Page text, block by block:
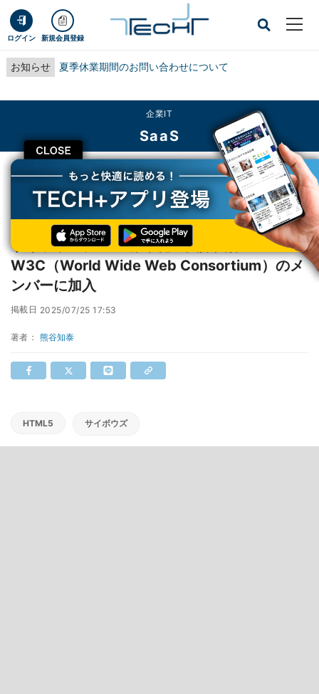
ログイン 新規会員登録
お知らせ 夏季休業期間のお問い合わせについて
CLOSE
企業IT
SaaS
TECH+ 企業IT
SaaS
サイボウズ、Web標準化の国際団体W3C（World Wide Web Consortium）の
サイボウズ、Web標準化の国際団体
W3C（World Wide Web Consortium）のメ
ンバーに加入
掲載日 2025/07/25 17:53
著者： 熊谷知泰
HTML5 サイボウズ